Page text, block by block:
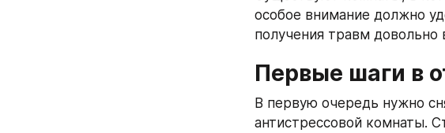
особое внимание должно
получения травм довольно
Первые шаги в
В первую очередь нужно
антистрессовой комнаты.